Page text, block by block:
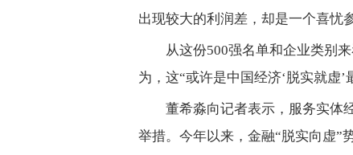
出现较大的利润差，却是一个喜忧
从这份500强名单和企业类别
为，这“或许是中国经济‘脱实就虚’
董希淼向记者表示，服务实体
举措。今年以来，金融“脱实向虚”